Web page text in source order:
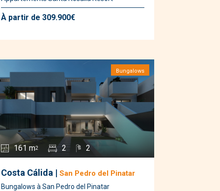
Rojales (3)
San Miguel de Salinas
Torre de la Horadada
Torrevieja (3)
Villamartin
Murcie (38)
Aguilas (1)
Alhama de Murcia (1)
Calasparra (1)
Dolores de Pacheco
(1)
Los Alcázares (9)
À partir de 309.900€
161 m2 2 2
Bungalows
Costa Cálida | San Pedro del Pinatar
Bungalows à San Pedro del Pinatar